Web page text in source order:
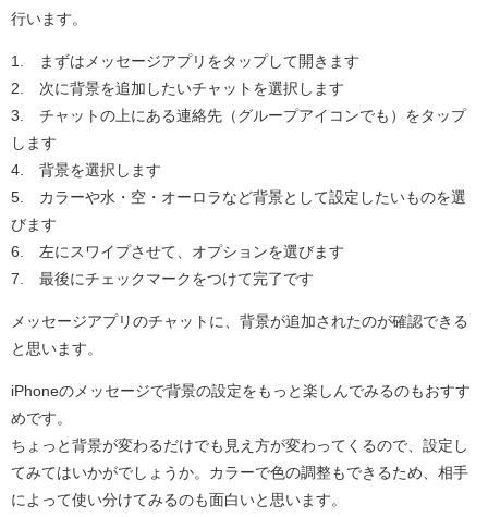
行います。
1. まずはメッセージアプリをタップして開きます
2. 次に背景を追加したいチャットを選択します
3. チャットの上にある連絡先（グループアイコンでも）をタップ
します
4. 背景を選択します
5. カラーや水・空・オーロラなど背景として設定したいものを選
びます
6. 左にスワイプさせて、オプションを選びます
7. 最後にチェックマークをつけて完了です
メッセージアプリのチャットに、背景が追加されたのが確認できる
と思います。
iPhoneのメッセージで背景の設定をもっと楽しんでみるのもおすす
めです。
ちょっと背景が変わるだけでも見え方が変わってくるので、設定し
てみてはいかがでしょうか。カラーで色の調整もできるため、相手
によって使い分けてみるのも面白いと思います。